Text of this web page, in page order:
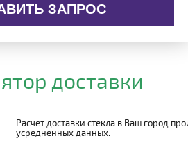
ЗАПРОС
доставки
Расчет доставки стекла в Ваш город
усредненных данных.